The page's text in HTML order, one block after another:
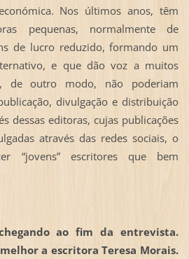
Nos últimos anos, têm
pequenas, normalmente de
de lucro reduzido, formando um
e que dão voz a muitos
de outro modo, não poderiam
divulgação e distribuição
dessas editoras, cujas publicações
através das redes sociais, o
“jovens” escritores que bem
ao fim da entrevista.
a escritora Teresa Morais.